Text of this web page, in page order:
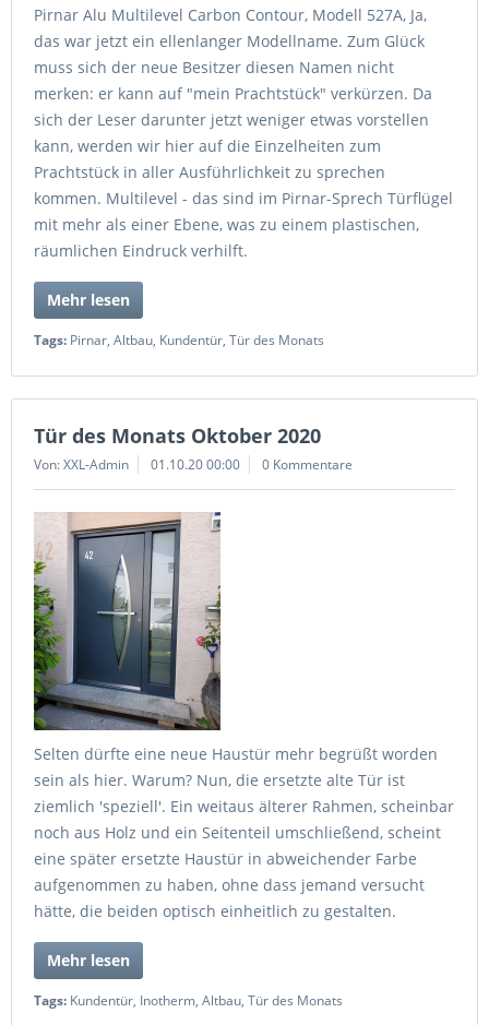
Pirnar Alu Multilevel Carbon Contour, Modell 527A, Ja,
das war jetzt ein ellenlanger Modellname. Zum Glück
muss sich der neue Besitzer diesen Namen nicht
merken: er kann auf "mein Prachtstück" verkürzen. Da
sich der Leser darunter jetzt weniger etwas vorstellen
kann, werden wir hier auf die Einzelheiten zum
Prachtstück in aller Ausführlichkeit zu sprechen
kommen. Multilevel - das sind im Pirnar-Sprech Türflügel
mit mehr als einer Ebene, was zu einem plastischen,
räumlichen Eindruck verhilft.
Mehr lesen
Tags: Pirnar, Altbau, Kundentür, Tür des Monats
Tür des Monats Oktober 2020
Von: XXL-Admin 01.10.20 00:00 0 Kommentare
Selten dürfte eine neue Haustür mehr begrüßt worden
sein als hier. Warum? Nun, die ersetzte alte Tür ist
ziemlich 'speziell'. Ein weitaus älterer Rahmen, scheinbar
noch aus Holz und ein Seitenteil umschließend, scheint
eine später ersetzte Haustür in abweichender Farbe
aufgenommen zu haben, ohne dass jemand versucht
hätte, die beiden optisch einheitlich zu gestalten.
Mehr lesen
Tags: Kundentür, Inotherm, Altbau, Tür des Monats